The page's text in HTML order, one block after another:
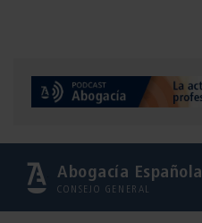
Abogacía Española
CONSEJO GENERAL